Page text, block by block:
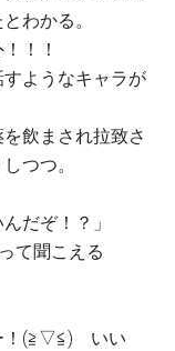
わかる。
！！
ようなキャラが
飲まされ拉致さ
つつ。
だぞ！？」
て聞こえる
！(≧▽≦) いい